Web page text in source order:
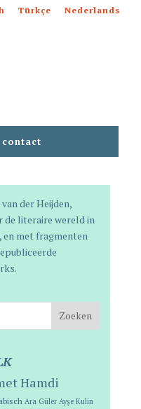
Türkçe Nederlands
contact
der Heijden,
de literaire wereld in
en met fragmenten
Hamdi
Ara Güler Ayşe Kulin